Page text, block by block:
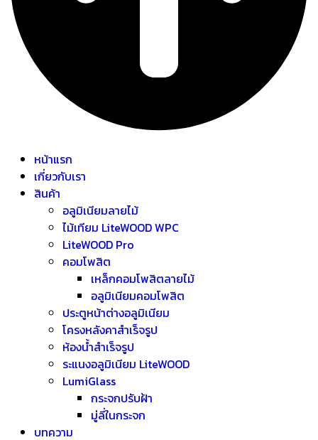
หน้าแรก
เกี่ยวกับเรา
สินค้า
อลูมิเนียมลายไม้
ไม้เทียม LiteWOOD WPC
LiteWOOD Pro
คอมโพสิต
เหล็กคอมโพสิตลายไม้
อลูมิเนียมคอมโพสิต
ประตูหน้าต่างอลูมิเนียม
โครงหลังคาสำเร็จรูป
ห้องน้ำสำเร็จรูป
ระแนงอลูมิเนียม LiteWOOD
LumiGlass
กระจกปรับฝ้า
มู่ลี่ในกระจก
บทความ